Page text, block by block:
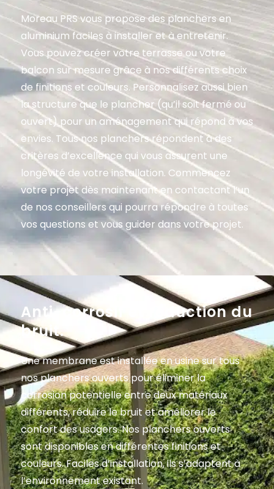
Moreau PRS vous propose des planchers en
aluminium faciles à installer et à entretenir.
Vous pouvez créer votre terrasse ou votre
balcon sur mesure grâce à nos différents choix
de finitions et couleurs. Personnalisez aussi bien
la structure que le plancher (qu’il soit fermé ou
ouvert) pour un aménagement qui répond à vos
envies. Tous nos planchers répondent à des
critères d’excellence qui vous assurent une
longévité de votre installation. Commencez
votre projet dès maintenant en contactant l’un
de nos conseillers qui pourra répondre à toutes
vos questions et vous guider dans votre projet.
Anti-corrosif et réduction du
bruit.
Une membrane est installée en usine sur tous
nos planchers ouverts pour éliminer la
corrosion potentielle entre deux matériaux
différents, réduire le bruit et améliorer le
confort des usagers. Nos planchers ouverts
sont disponibles en différentes finitions et
couleurs. Faciles d’installation, ils s’adaptent à
l’environnement existant.